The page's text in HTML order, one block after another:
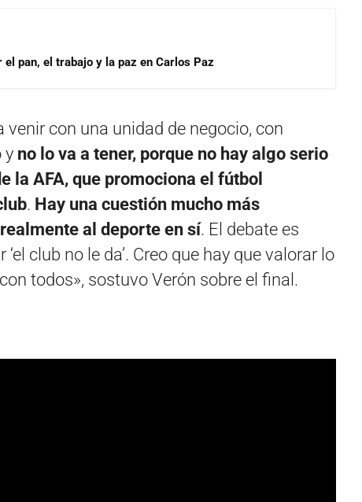
el pan, el trabajo y la paz en Carlos Paz
venir con una unidad de negocio, con
y no lo va a tener, porque no hay algo serio
la AFA, que promociona el fútbol
. Hay una cuestión mucho más
al deporte en sí. El debate es
club no le da’. Creo que hay que valorar lo
todos», sostuvo Verón sobre el final.